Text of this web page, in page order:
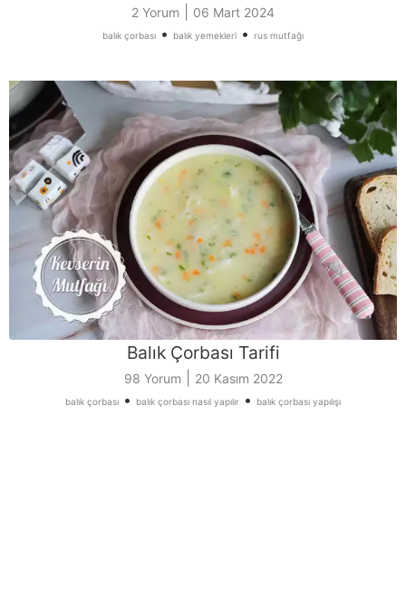
2 Yorum 06 Mart 2024
balık çorbası • balık yemekleri • rus mutfağı
Balık Çorbası Tarifi
98 Yorum 20 Kasım 2022
balık çorbası • balık çorbası nasıl yapılır • balık çorbası yapılışı